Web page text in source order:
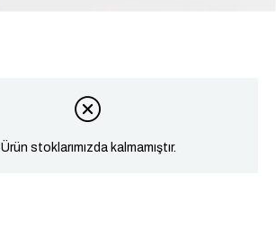
Ürün stoklarımızda kalmamıştır.